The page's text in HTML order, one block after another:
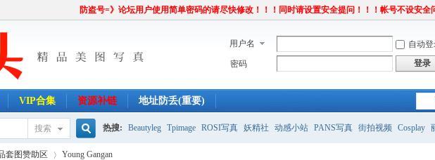
防盗号=》论坛用户使用简单密码的请尽快修改！！！同时请设置安全提问！！！帐号不设安全
用户名 自动
密码
登录
VIP合集 资源补链 地址防丢(重要)
搜索
搜
热搜: Beautyleg Tpimage ROSI写真 妖精社 动感小站 PANS写真 街拍视频 Cosplay
套图赞助区 Young Gangan